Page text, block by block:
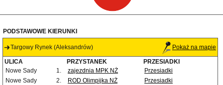
PODSTAWOWE KIERUNKI
Targowy Rynek (Aleksandrów) Pokaż na mapie
ULICA PRZYSTANEK
PRZESIADKI
Nowe Sady
1. zajezdnia MPK NŻ
Przesiadki
Nowe Sady
2. ROD Olimpijka NŻ
Przesiadki